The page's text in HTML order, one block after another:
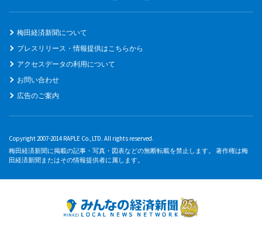
梅田経済新聞について
プレスリリース・情報提供はこちらから
アクセスデータの利用について
お問い合わせ
広告のご案内
Copyright 2007-2014 RAPLE Co.,LTD. All rights reserved.
梅田経済新聞に掲載の記事・写真・図表などの無断転載を禁止します。 著作権は梅
田経済新聞またはその情報提供者に属します。